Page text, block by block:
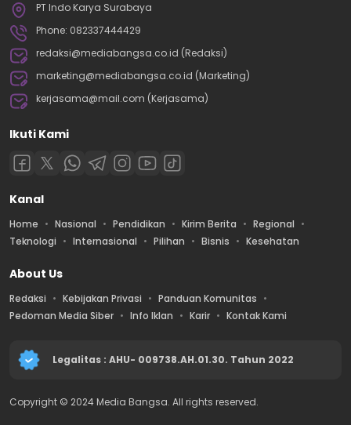
PT Indo Karya Surabaya
Phone: 082337444429
redaksi@mediabangsa.co.id (Redaksi)
marketing@mediabangsa.co.id (Marketing)
kerjasama@mail.com (Kerjasama)
Ikuti Kami
Kanal
Home Nasional Pendidikan Kirim Berita
Regional
Teknologi
Internasional Pilihan Bisnis Kesehatan
About Us
Redaksi Kebijakan Privasi
Panduan Komunitas
Pedoman Media Siber
Info Iklan Karir Kontak Kami
Legalitas : AHU- 009738.AH.01.30. Tahun 2022
Copyright © 2024 Media Bangsa. All rights reserved.